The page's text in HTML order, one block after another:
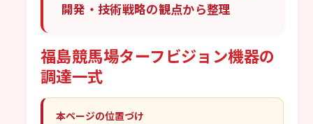
開発・技術戦略の観点から整理
福島競馬場ターフビジョン機器の
調達一式
本ページの位置づけ